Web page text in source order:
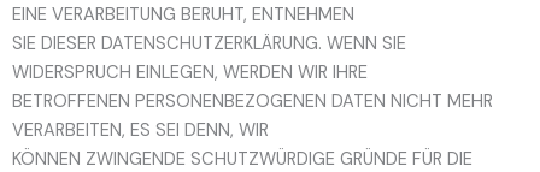
EINE VERARBEITUNG BERUHT, ENTNEHMEN
SIE DIESER DATENSCHUTZERKLÄRUNG. WENN SIE
WIDERSPRUCH EINLEGEN, WERDEN WIR IHRE
BETROFFENEN PERSONENBEZOGENEN DATEN NICHT MEHR
VERARBEITEN, ES SEI DENN, WIR
KÖNNEN ZWINGENDE SCHUTZWÜRDIGE GRÜNDE FÜR DIE